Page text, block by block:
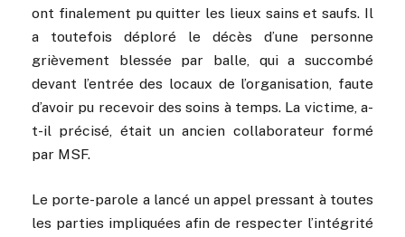
ont finalement pu quitter les lieux sains et saufs. Il
a toutefois déploré le décès d’une personne
grièvement blessée par balle, qui a succombé
devant l’entrée des locaux de l’organisation, faute
d’avoir pu recevoir des soins à temps. La victime, a-
t-il précisé, était un ancien collaborateur formé
par MSF.
Le porte-parole a lancé un appel pressant à toutes
les parties impliquées afin de respecter l’intégrité